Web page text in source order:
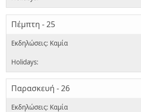
Πέμπτη - 25
Παρασκευή - 26